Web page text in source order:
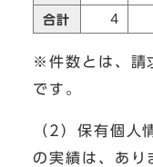
合計 4
※件数とは、請
です。
（2）保有個人
の実績は、あり